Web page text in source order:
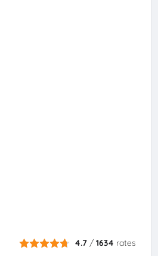
4.7 /1634 rates